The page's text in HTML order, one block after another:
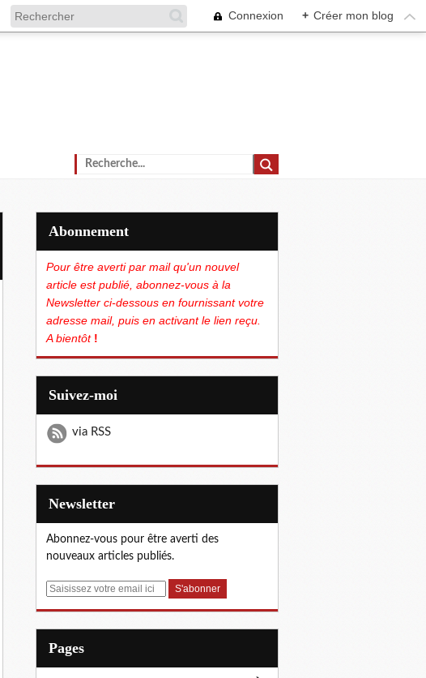
Connexion + Créer mon blog
Abonnement
Pour être averti par mail qu'un nouvel
article est publié, abonnez-vous à la
Newsletter ci-dessous en fournissant votre
adresse mail, puis en activant le lien reçu.
A bientôt!
Suivez-moi
via RSS
Newsletter
Abonnez-vous pour être averti des
nouveaux articles publiés.
E
Pages